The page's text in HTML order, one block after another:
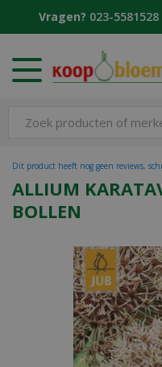
Vragen? 023-5581528
ALLIUM
BOLLEN
Dit product heeft nog geen reviews,